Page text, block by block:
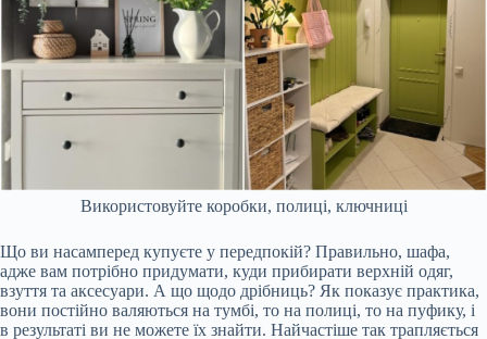
Використовуйте коробки, полиці, ключниці
Що ви насамперед купуєте у передпокій? Правильно, шафа,
адже вам потрібно придумати, куди прибирати верхній одяг,
взуття та аксесуари. А що щодо дрібниць? Як показує практика,
вони постійно валяються на тумбі, то на полиці, то на пуфику, і
в результаті ви не можете їх знайти. Найчастіше так трапляється